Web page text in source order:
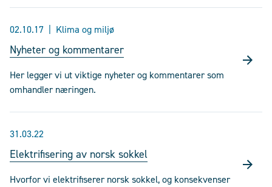
02.10.17 Klima og miljø
Nyheter og kommentarer
Her legger vi ut viktige nyheter og kommentarer som
omhandler næringen.
31.03.22
Elektrifisering av norsk sokkel
Hvorfor vi elektrifiserer norsk sokkel, og konsekvenser